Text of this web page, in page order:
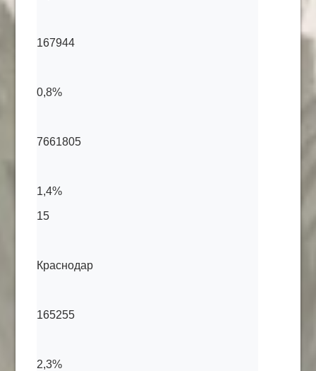
167944
0,8%
7661805
1,4%
15
Краснодар
165255
2,3%